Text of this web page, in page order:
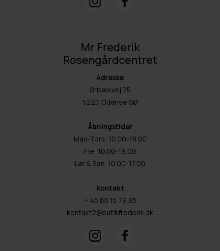
Mr Frederik
Rosengårdcentret
Adresse
Ørbækvej 75
5220 Odense SØ
Åbningstider
Man-Tors: 10.00-19.00
Fre: 10.00-19.00
Lør & Søn: 10.00-17.00
Kontakt
+ 45 66 15 79 95
kontakt2@butikfrederik.dk